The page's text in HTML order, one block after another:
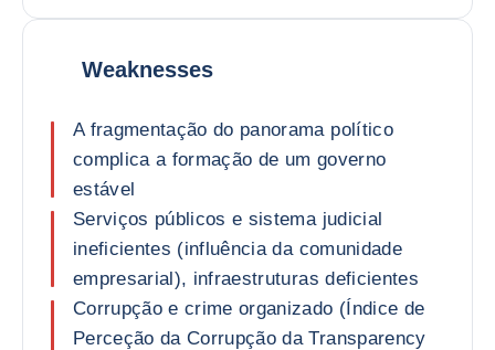
Weaknesses
A fragmentação do panorama político
complica a formação de um governo
estável
Serviços públicos e sistema judicial
ineficientes (influência da comunidade
empresarial), infraestruturas deficientes
Corrupção e crime organizado (Índice de
Perceção da Corrupção da Transparency